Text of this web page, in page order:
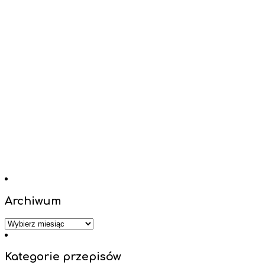
Archiwum
Archiwum
Kategorie przepisów